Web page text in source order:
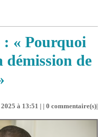
« Pourquoi
démission de
à 13:51 | | 0 commentaire(s)|